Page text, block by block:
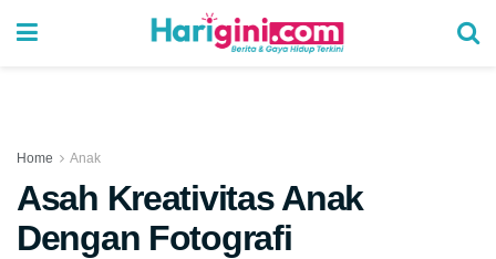
Home Anak
Asah Kreativitas Anak
Dengan Fotografi